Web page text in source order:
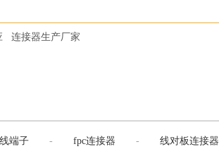
连接器生产厂家
端子 - fpc连接器 - 线对板连接器